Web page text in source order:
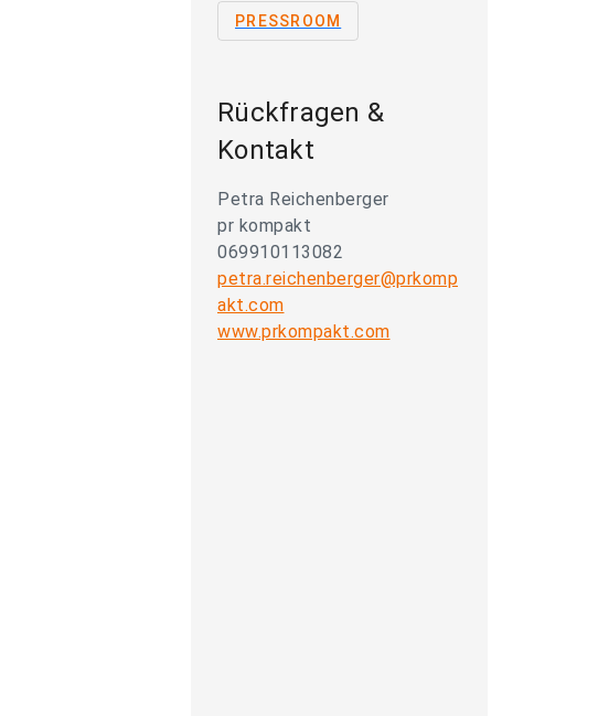
PRESSROOM
Rückfragen &
Kontakt
Petra Reichenberger
pr kompakt
069910113082
petra.reichenberger@prkomp
akt.com
www.prkompakt.com